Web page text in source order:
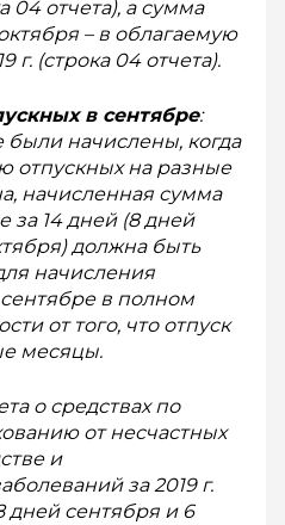
04 отчета), а сумма
– в облагаемую
г. (строка 04 отчета).
в сентябре:
были начислены, когда
отпускных на разные
начисленная сумма
за 14 дней (8 дней
должна быть
начисления
в полном
от того, что отпуск
месяцы.
о сред­ствах по
от несчастных
и
за 2019 г.
дней сентября и 6